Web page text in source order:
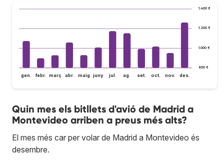
800 €
1.000 €
1.200 €
1.400 €
gen. febr. març abr. maig juny jul. ag. set. oct. nov. des.
Quin mes els bitllets d'avió de Madrid a
Montevideo arriben a preus més alts?
El mes més car per volar de Madrid a Montevideo és
desembre.